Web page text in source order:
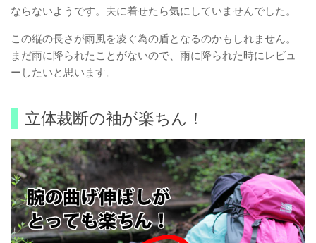
ならないようです。夫に着せたら気にしていませんでした。
この縦の長さが雨風を凌ぐ為の盾となるのかもしれません。
まだ雨に降られたことがないので、雨に降られた時にレビュ
ーしたいと思います。
立体裁断の袖が楽ちん！